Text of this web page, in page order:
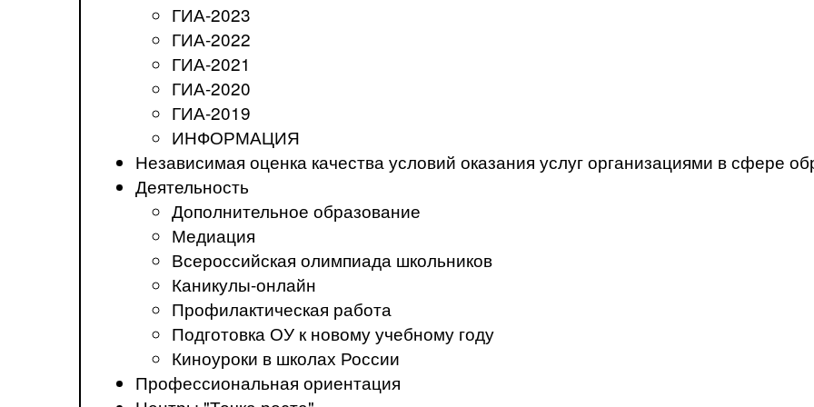
ГИА-2023
ГИА-2022
ГИА-2021
ГИА-2020
ГИА-2019
ИНФОРМАЦИЯ
Независимая оценка качества условий оказания услуг организациями в сфере
Деятельность
Дополнительное образование
Медиация
Всероссийская олимпиада школьников
Каникулы-онлайн
Профилактическая работа
Подготовка ОУ к новому учебному году
Киноуроки в школах России
Профессиональная ориентация